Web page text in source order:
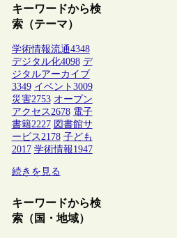
キーワードから検
索（テーマ）
学術情報流通4348
デジタル化4098 デ
ジタルアーカイブ
3349 イベント 3009
災害2753 オープン
アクセス2678 電子
書籍2227 図書館サ
ービス2178 子ども
2017 学術情報1947
続きを見る
キーワードから検
索（国・地域）